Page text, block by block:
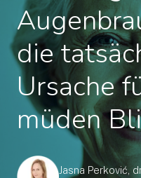
die
Ursache
müden
Jasna Perković,